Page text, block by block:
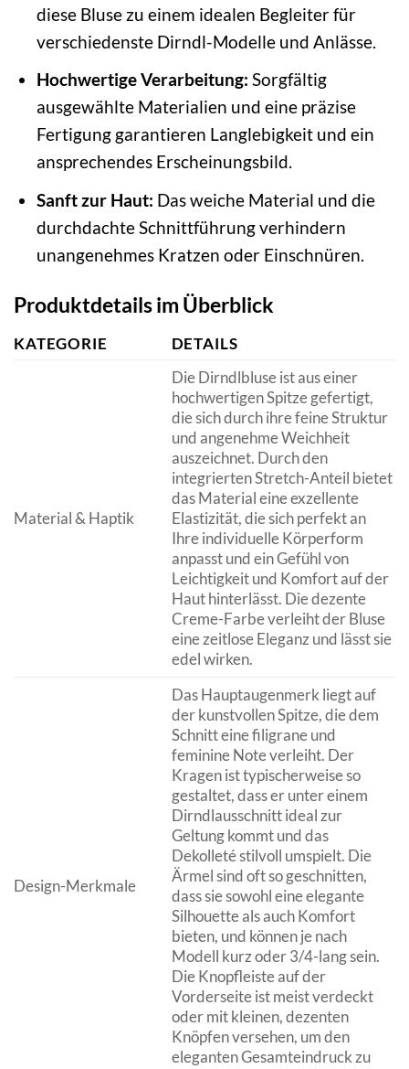
diese Bluse zu einem idealen Begleiter für
verschiedenste Dirndl-Modelle und Anlässe.
Hochwertige Verarbeitung: Sorgfältig
ausgewählte Materialien und eine präzise
Fertigung garantieren Langlebigkeit und ein
ansprechendes Erscheinungsbild.
Sanft zur Haut: Das weiche Material und die
durchdachte Schnittführung verhindern
unangenehmes Kratzen oder Einschnüren.
Produktdetails im Überblick
KATEGORIE DETAILS
Material & Haptik
Die Dirndlbluse ist aus einer
hochwertigen Spitze gefertigt,
die sich durch ihre feine Struktur
und angenehme Weichheit
auszeichnet. Durch den
integrierten Stretch-Anteil bietet
das Material eine exzellente
Elastizität, die sich perfekt an
Ihre individuelle Körperform
anpasst und ein Gefühl von
Leichtigkeit und Komfort auf der
Haut hinterlässt. Die dezente
Creme-Farbe verleiht der Bluse
eine zeitlose Eleganz und lässt sie
edel wirken.
Design-Merkmale
Das Hauptaugenmerk liegt auf
der kunstvollen Spitze, die dem
Schnitt eine filigrane und
feminine Note verleiht. Der
Kragen ist typischerweise so
gestaltet, dass er unter einem
Dirndlausschnitt ideal zur
Geltung kommt und das
Dekolleté stilvoll umspielt. Die
Ärmel sind oft so geschnitten,
dass sie sowohl eine elegante
Silhouette als auch Komfort
bieten, und können je nach
Modell kurz oder 3/4-lang sein.
Die Knopfleiste auf der
Vorderseite ist meist verdeckt
oder mit kleinen, dezenten
Knöpfen versehen, um den
eleganten Gesamteindruck zu